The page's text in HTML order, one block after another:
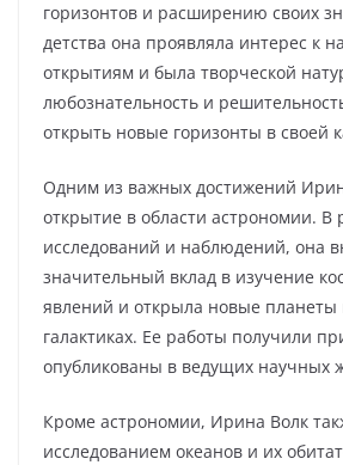
горизонтов и расширению своих
детства она проявляла интерес к
открытиям и была творческой
любознательность и
открыть новые горизонты в своей
Одним из важных достижений
открытие в области астрономии. В
исследований и наблюдений, она
значительный вклад в изучение
явлений и открыла новые планеты
галактиках. Ее работы получили
опубликованы в ведущих научных
Кроме астрономии, Ирина Волк
исследованием океанов и их